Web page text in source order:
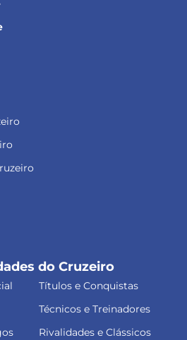
do Cruzeiro
Títulos e Conquistas
Técnicos e Treinadores
Rivalidades e Clássicos